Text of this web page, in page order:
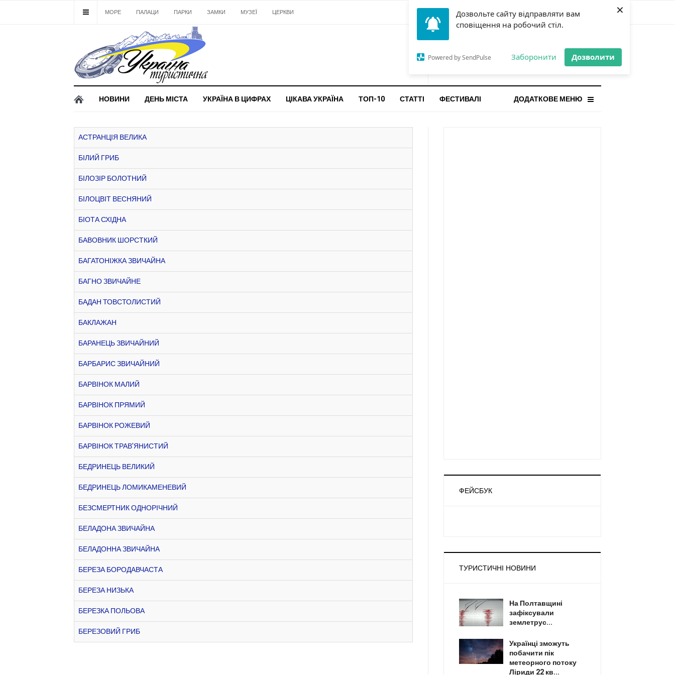
Дозвольте сайту відправляти вам
сповіщення на робочий стіл.
Powered by SendPulse Заборонити Дозволити
×
МОРЕ ПАЛАЦИ ПАРКИ ЗАМКИ МУЗЕЇ ЦЕРКВИ
ОСТАННЯ НОВИНА
Gorilla і відповідальна гра:
чому ліміти важливі поруч із
НОВИНИ ДЕНЬ МІСТА УКРАЇНА В ЦИФРАХ ЦІКАВА УКРАЇНА ТОП-10 СТАТТІ ДОДАТКОВЕ МЕНЮ
ФЕСТИВАЛІ
АСТРАНЦІЯ ВЕЛИКА
БІЛИЙ ГРИБ
БІЛОЗІР БОЛОТНИЙ
БІЛОЦВІТ ВЕСНЯНИЙ
БІОТА СХІДНА
БАВОВНИК ШОРСТКИЙ
БАГАТОНІЖКА ЗВИЧАЙНА
БАГНО ЗВИЧАЙНЕ
БАДАН ТОВСТОЛИСТИЙ
БАКЛАЖАН
БАРАНЕЦЬ ЗВИЧАЙНИЙ
БАРБАРИС ЗВИЧАЙНИЙ
БАРВІНОК МАЛИЙ
БАРВІНОК ПРЯМИЙ
БАРВІНОК РОЖЕВИЙ
БАРВІНОК ТРАВ'ЯНИСТИЙ
БЕДРИНЕЦЬ ВЕЛИКИЙ
БЕДРИНЕЦЬ ЛОМИКАМЕНЕВИЙ
БЕЗСМЕРТНИК ОДНОРІЧНИЙ
БЕЛАДОНА ЗВИЧАЙНА
БЕЛАДОННА ЗВИЧАЙНА
БЕРЕЗА БОРОДАВЧАСТА
БЕРЕЗА НИЗЬКА
БЕРЕЗКА ПОЛЬОВА
БЕРЕЗОВИЙ ГРИБ
ФЕЙСБУК
ТУРИСТИЧНІ НОВИНИ
На Полтавщині
зафіксували
землетрус...
Українці зможуть
побачити пік
метеорного потоку
Ліриди 22 кв...